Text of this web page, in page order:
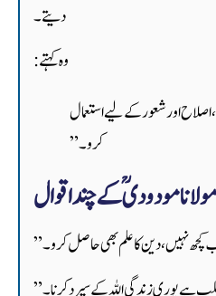
دیتے۔
وہ کہتے:
اور شعور کے لیے استعمال
کرو۔”
مودودیؒ کے چند اقوال
نہیں، دین کا علم بھی حاصل کرو۔”
ہے پوری زندگی اللہ کے سپرد کرنا۔”